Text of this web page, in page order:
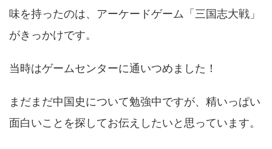
味を持ったのは、アーケードゲーム「三国志大戦」
がきっかけです。
当時はゲームセンターに通いつめました！
まだまだ中国史について勉強中ですが、精いっぱい
面白いことを探してお伝えしたいと思っています。